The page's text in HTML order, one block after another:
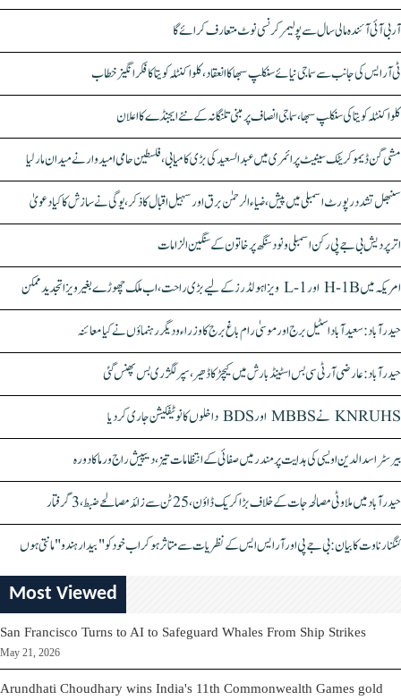
آر بی آئی آئندہ مالی سال سے پولیمر کرنسی نوٹ متعارف کرائے گا
ٹی آر ایس کی جانب سے سماجی نیائے سنکلپ سبھا کا انعقاد، کلواکنٹلہ کویتا کا فکر انگیز خطاب
کلواکنٹلہ کویتا کی سنکلپ سبھا، سماجی انصاف پر مبنی تلنگانہ کے نئے ایجنڈے کا اعلان
مشی گن ڈیموکریٹک سینیٹ پرائمری میں عبدالسعید کی بڑی کامیابی، فلسطین حامی امیدوار نے میدان مار لیا
سنبھل تشدد رپورٹ اسمبلی میں پیش، ضیاء الرحمٰن برق اور سہیل اقبال کا ذکر، یوگی نے سازش کا کیا دعویٰ
اتر پردیش بی جے پی رکن اسمبلی ونود سنگھ پر خاتون کے سنگین الزامات
امریکہ میں H-1B اور L-1 ویزا ہولڈرز کے لیے بڑی راحت، اب ملک چھوڑے بغیر ویزا تجدید ممکن
حیدرآباد: سعیدآباد اسٹیل برج اور موسیٰ رام باغ برج کا وزراء و دیگر رہنماؤں نے کیا معائنہ
حیدرآباد: عارضی آر ٹی سی بس اسٹینڈ بارش میں کیچڑ کا ڈھیر، سپر لگژری بس پھنس گئی
KNRUHS نے MBBS اور BDS داخلوں کا نوٹیفکیشن جاری کر دیا
بیرسٹر اسدالدین اویسی کی ہدایت پر مندر میں صفائی کے انتظامات تیز، دیپیش راج ورما کا دورہ
حیدرآباد میں ملاوٹی مصالحہ جات کے خلاف بڑا کریک ڈاؤن، 25 ٹن سے زائد مصالحے ضبط، 3 گرفتار
کنگنا رناوت کا بیان: بی جے پی اور آر ایس ایس کے نظریات سے متاثر ہو کر اب خود کو "بیدار ہندو" مانتی ہوں
Most Viewed
San Francisco Turns to AI to Safeguard Whales From Ship Strikes
May 21, 2026
Arundhati Choudhary wins India's 11th Commonwealth Games gold